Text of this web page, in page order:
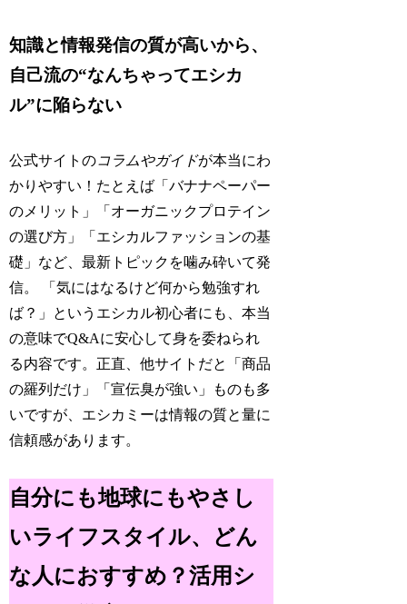
知識と情報発信の質が高いから、
自己流の“なんちゃってエシカ
ル”に陥らない
公式サイトのコラムやガイドが本当にわ
かりやすい！たとえば「バナナペーパー
のメリット」「オーガニックプロテイン
の選び方」「エシカルファッションの基
礎」など、最新トピックを噛み砕いて発
信。 「気にはなるけど何から勉強すれ
ば？」というエシカル初心者にも、本当
の意味でQ&Aに安心して身を委ねられ
る内容です。正直、他サイトだと「商品
の羅列だけ」「宣伝臭が強い」ものも多
いですが、エシカミーは情報の質と量に
信頼感があります。
自分にも地球にもやさし
いライフスタイル、どん
な人におすすめ？活用シ